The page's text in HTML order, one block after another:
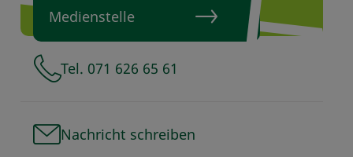
Medienstelle
Tel. 071 626 65 61
Nachricht schreiben